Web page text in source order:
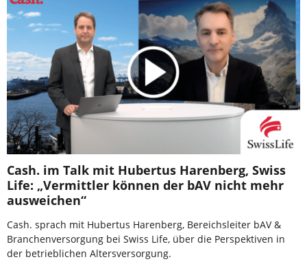
Cash. im Talk mit Hubertus Harenberg, Swiss
Life: „Vermittler können der bAV nicht mehr
ausweichen“
Cash. sprach mit Hubertus Harenberg, Bereichsleiter bAV &
Branchenversorgung bei Swiss Life, über die Perspektiven in
der betrieblichen Altersversorgung.